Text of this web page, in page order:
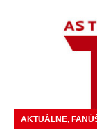
AKTUÁLNE,